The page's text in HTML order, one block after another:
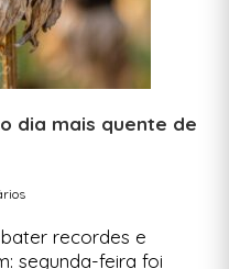
dia mais quente de
recordes e
segunda-feira foi